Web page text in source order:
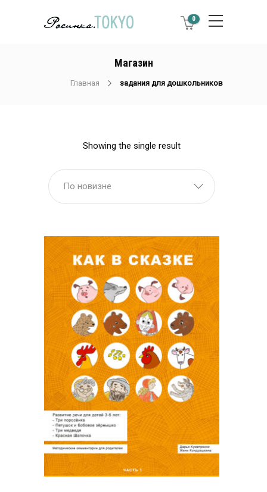
0
Магазин
Главная задания для дошкольников
Showing the single result
По новизне